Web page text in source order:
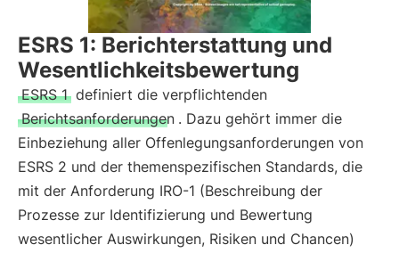
ESRS 1: Berichterstattung und
Wesentlichkeitsbewertung
ESRS 1 definiert die verpflichtenden
Berichtsanforderungen . Dazu gehört immer die
Einbeziehung aller Offenlegungsanforderungen von
ESRS 2 und der themenspezifischen Standards, die
mit der Anforderung IRO-1 (Beschreibung der
Prozesse zur Identifizierung und Bewertung
wesentlicher Auswirkungen, Risiken und Chancen)